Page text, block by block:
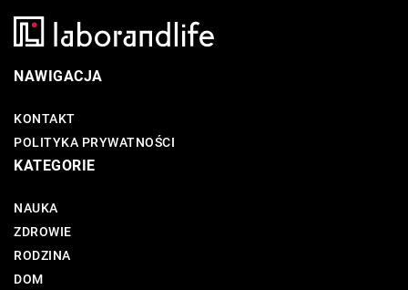
NAWIGACJA
KONTAKT
POLITYKA PRYWATNOŚCI
KATEGORIE
NAUKA
ZDROWIE
RODZINA
DOM